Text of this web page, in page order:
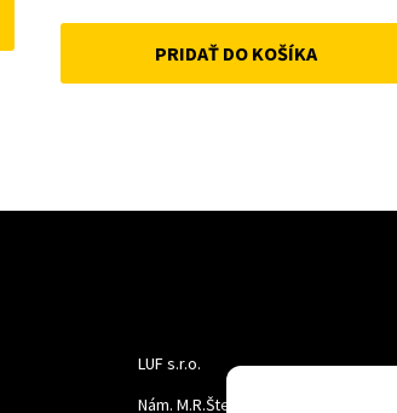
price
was:
price
is:
PRIDAŤ DO KOŠÍKA
LUF s.r.o.
Nám. M.R.Štefanika 518,